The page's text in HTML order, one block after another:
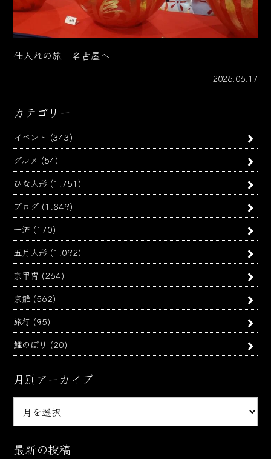
仕入れの旅 名古屋へ
2026.06.17
カテゴリー
イベント (343)
グルメ (54)
ひな人形 (1,751)
ブログ (1,849)
一流 (170)
五月人形 (1,092)
京甲冑 (264)
京雛 (562)
旅行 (95)
鯉のぼり (20)
月別アーカイブ
ー
最新の投稿